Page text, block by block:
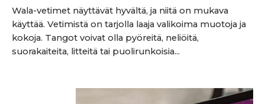
Wala-vetimet näyttävät hyvältä, ja niitä on mukava
käyttää. Vetimistä on tarjolla laaja valikoima muotoja ja
kokoja. Tangot voivat olla pyöreitä, neliöitä,
suorakaiteita, litteitä tai puolirunkoisia...